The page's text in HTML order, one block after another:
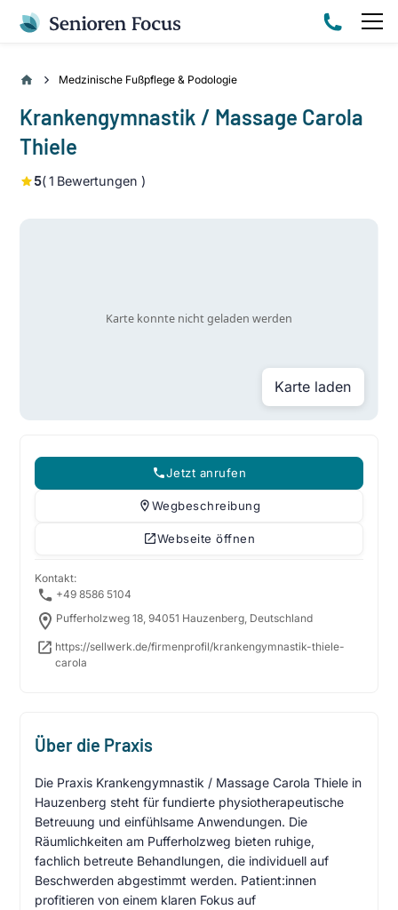
Medzinische Fußpflege & Podologie
Krankengymnastik / Massage Carola
Thiele
5(1 Bewertungen )
Karte laden
Jetzt anrufen
Wegbeschreibung
Webseite öffnen
Kontakt:
+49 8586 5104
Pufferholzweg 18, 94051 Hauzenberg, Deutschland
https://sellwerk.de/firmenprofil/krankengymnastik-thiele-
carola
Über die Praxis
Die Praxis Krankengymnastik / Massage Carola Thiele in
Hauzenberg steht für fundierte physiotherapeutische
Betreuung und einfühlsame Anwendungen. Die
Räumlichkeiten am Pufferholzweg bieten ruhige,
fachlich betreute Behandlungen, die individuell auf
Beschwerden abgestimmt werden. Patient:innen
profitieren von einem klaren Fokus auf